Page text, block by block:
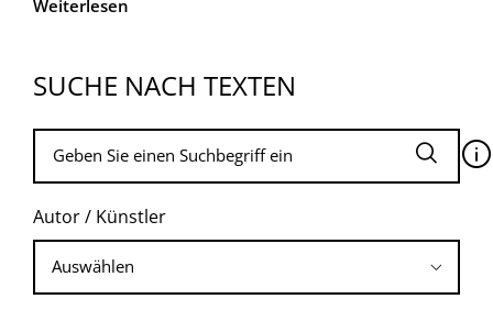
Weiterlesen
SUCHE NACH TEXTEN
🛈
Autor / Künstler